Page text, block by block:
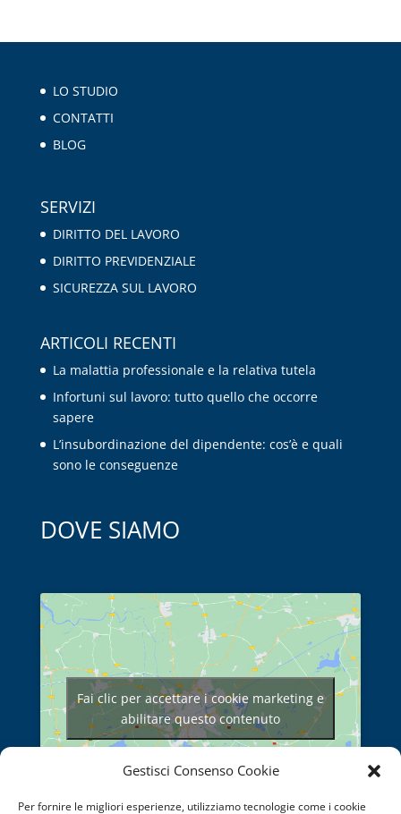
Gestisci Consenso Cookie
Per fornire le migliori esperienze, utilizziamo tecnologie come i cookie
LO STUDIO
CONTATTI
BLOG
SERVIZI
DIRITTO DEL LAVORO
DIRITTO PREVIDENZIALE
SICUREZZA SUL LAVORO
ARTICOLI RECENTI
La malattia professionale e la relativa tutela
Infortuni sul lavoro: tutto quello che occorre
sapere
L’insubordinazione del dipendente: cos’è e quali
sono le conseguenze
DOVE SIAMO
Fai clic per accettare i cookie marketing e
abilitare questo contenuto